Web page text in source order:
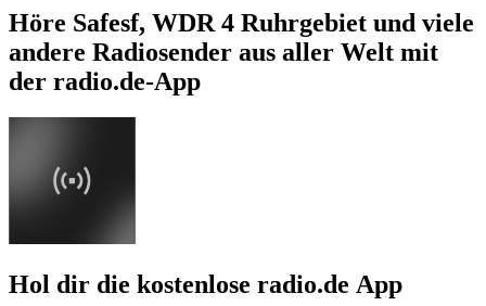
Höre Safesf, WDR 4 Ruhrgebiet und viele
andere Radiosender aus aller Welt mit
der radio.de-App
Hol dir die kostenlose radio.de App